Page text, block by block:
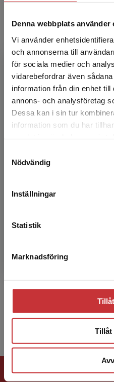
Denna webbplats använder
Vi använder
och annonserna till
för sociala medier och
vidarebefordrar även
information från din enhet
annons- och analysföretag
Dessa kan i sin tur
information som du har
Nödvändig
Inställningar
Statistik
Marknadsföring
Tillåt
Begränsad
Det verkar som att du
studentlitteratur.se via
Vi erbjuder inte
att kunna slutföra ett köp
företagsekonomi vid
verksam vid
forskat om reformer,
Visa